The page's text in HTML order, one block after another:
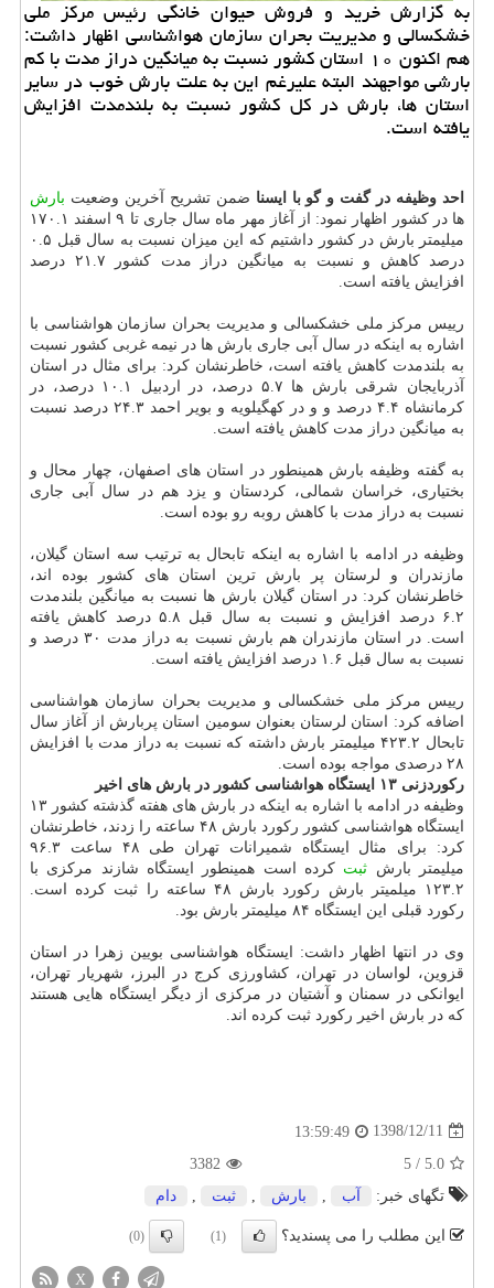
به گزارش خرید و فروش حیوان خانگی رئیس مركز ملی
خشكسالی و مدیریت بحران سازمان هواشناسی اظهار داشت:
هم اكنون ۱۰ استان كشور نسبت به میانگین دراز مدت با كم
بارشی مواجهند البته علیرغم این به علت بارش خوب در سایر
استان ها، بارش در كل كشور نسبت به بلندمدت افزایش
یافته است.
احد وظیفه در گفت و گو با ایسنا ضمن تشریح آخرین وضعیت بارش
ها در كشور اظهار نمود: از آغاز مهر ماه سال جاری تا ۹ اسفند ۱۷۰.۱
میلیمتر بارش در كشور داشتیم كه این میزان نسبت به سال قبل ۰.۵
درصد كاهش و نسبت به میانگین دراز مدت كشور ۲۱.۷ درصد
افزایش یافته است.
رییس مركز ملی خشكسالی و مدیریت بحران سازمان هواشناسی با
اشاره به اینكه در سال آبی جاری بارش ها در نیمه غربی كشور نسبت
به بلندمدت كاهش یافته است، خاطرنشان كرد: برای مثال در استان
آذربایجان شرقی بارش ها ۵.۷ درصد، در اردبیل ۱۰.۱ درصد، در
كرمانشاه ۴.۴ درصد و و در كهگیلویه و بویر احمد ۲۴.۳ درصد نسبت
به میانگین دراز مدت كاهش یافته است.
به گفته وظیفه بارش همینطور در استان های اصفهان، چهار محال و
بختیاری، خراسان شمالی، كردستان و یزد هم در سال آبی جاری
نسبت به دراز مدت با كاهش روبه رو بوده است.
وظیفه در ادامه با اشاره به اینكه تابحال به ترتیب سه استان گیلان،
مازندران و لرستان پر بارش ترین استان های كشور بوده اند،
خاطرنشان كرد: در استان گیلان بارش ها نسبت به میانگین بلندمدت
۶.۲ درصد افزایش و نسبت به سال قبل ۵.۸ درصد كاهش یافته
است. در استان مازندران هم بارش نسبت به دراز مدت ۳۰ درصد و
نسبت به سال قبل ۱.۶ درصد افزایش یافته است.
رییس مركز ملی خشكسالی و مدیریت بحران سازمان هواشناسی
اضافه كرد: استان لرستان بعنوان سومین استان پربارش از آغاز سال
تابحال ۴۲۳.۲ میلیمتر بارش داشته كه نسبت به دراز مدت با افزایش
۲۸ درصدی مواجه بوده است.
ركوردزنی ۱۳ ایستگاه هواشناسی كشور در بارش های اخیر
وظیفه در ادامه با اشاره به اینكه در بارش های هفته گذشته كشور ۱۳
ایستگاه هواشناسی كشور ركورد بارش ۴۸ ساعته را زدند، خاطرنشان
كرد: برای مثال ایستگاه شمیرانات تهران طی ۴۸ ساعت ۹۶.۳
میلیمتر بارش ثبت كرده است همینطور ایستگاه شازند مركزی با
۱۲۳.۲ میلمیتر بارش ركورد بارش ۴۸ ساعته را ثبت كرده است.
ركورد قبلی این ایستگاه ۸۴ میلیمتر بارش بود.
وی در انتها اظهار داشت: ایستگاه هواشناسی بویین زهرا در استان
قزوین، لواسان در تهران، كشاورزی كرج در البرز، شهریار تهران،
ایوانكی در سمنان و آشتیان در مركزی از دیگر ایستگاه هایی هستند
كه در بارش اخیر ركورد ثبت كرده اند.
1398/12/11
13:59:49
5.0
/
5
3382
تگهای خبر:
آب بارش ثبت دام
این مطلب را می پسندید؟ (1)
(0)
X